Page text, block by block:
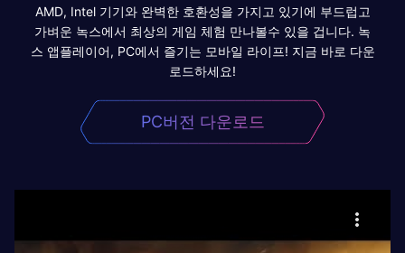
AMD, Intel 기기와 완벽한 호환성을 가지고 있기에 부드럽고
가벼운 녹스에서 최상의 게임 체험 만나볼수 있을 겁니다. 녹
스 앱플레이어, PC에서 즐기는 모바일 라이프! 지금 바로 다운
로드하세요!
PC버전 다운로드